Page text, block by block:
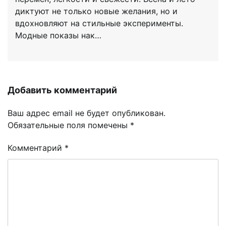
диктуют не только новые желания, но и
вдохновляют на стильные эксперименты.
Модные показы нак…
Добавить комментарий
Ваш адрес email не будет опубликован.
Обязательные поля помечены *
Комментарий *